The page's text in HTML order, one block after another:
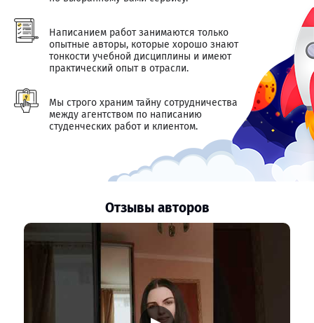
Написанием работ занимаются только
опытные авторы, которые хорошо знают
тонкости учебной дисциплины и имеют
практический опыт в отрасли.
Мы строго храним тайну сотрудничества
между агентством по написанию
студенческих работ и клиентом.
Отзывы авторов